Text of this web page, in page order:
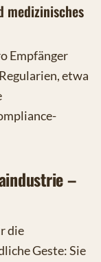
medizinisches
Empfänger
etwa
–
die
Geste: Sie